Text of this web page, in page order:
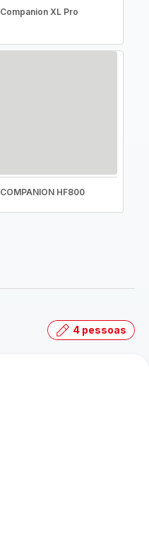
Companion XL Pro
COMPANION HF800
4 pessoas